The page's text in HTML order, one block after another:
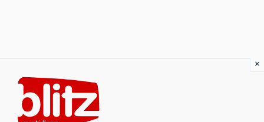
content
×